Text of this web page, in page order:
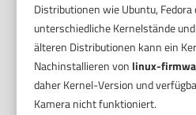
Distributionen wie Ubuntu, Fedora
unterschiedliche Kernelstände
älteren Distributionen kann ein
Nachinstallieren von linux-
daher Kernel-Version und
Kamera nicht funktioniert.